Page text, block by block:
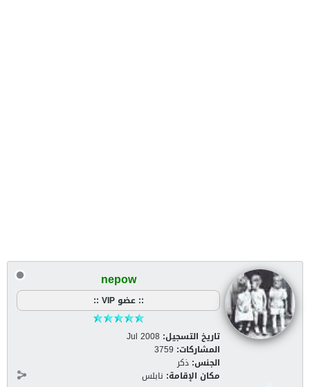
nepow
:: عضو VIP ::
تاريخ التسجيل: Jul 2008
المشاركات: 3759
الجنس: ذكر
مكان الإقامة: نابلس